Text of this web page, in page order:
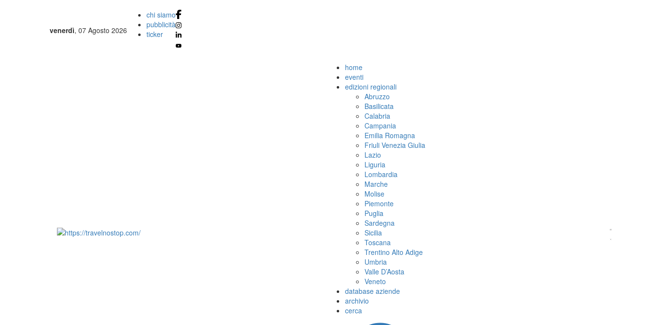
venerdì, 07 Agosto 2026
chi siamo
pubblicità
ticker
home
eventi
edizioni regionali
Abruzzo
Basilicata
Calabria
Campania
Emilia Romagna
Friuli Venezia Giulia
Lazio
Liguria
Lombardia
Marche
Molise
Piemonte
Puglia
Sardegna
Sicilia
Toscana
Trentino Alto Adige
Umbria
Valle D’Aosta
Veneto
database aziende
archivio
cerca